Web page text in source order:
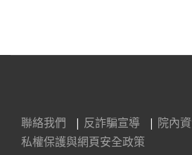
聯絡我們 | 反詐騙宣導 | 院內
私權保護與網頁安全政策